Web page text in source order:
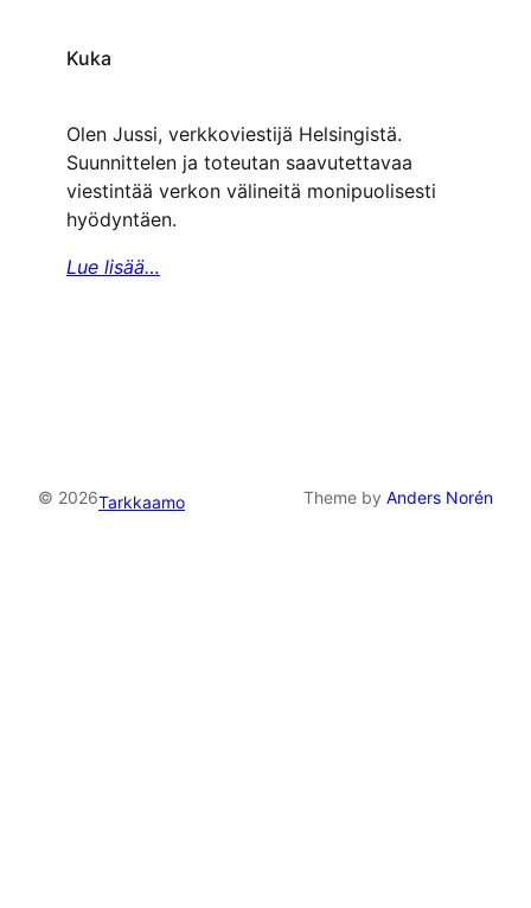
Kuka
Olen Jussi, verkkoviestijä Helsingistä.
Suunnittelen ja toteutan saavutettavaa
viestintää verkon välineitä monipuolisesti
hyödyntäen.
Lue lisää…
© 2026Tarkkaamo Theme by Anders Norén